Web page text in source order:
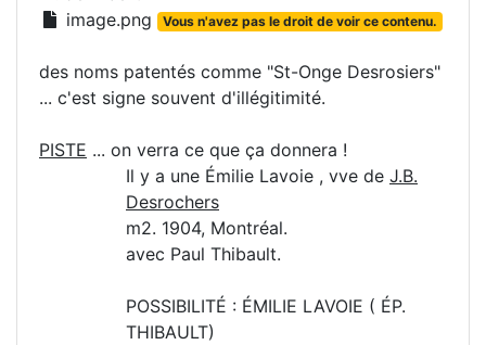
image.png
Vous n'avez pas le droit de voir ce contenu.
des noms patentés comme "St-Onge Desrosiers"
... c'est signe souvent d'illégitimité.
PISTE ... on verra ce que ça donnera !
Il y a une Émilie Lavoie , vve de J.B.
Desrochers
m2. 1904, Montréal.
avec Paul Thibault.
POSSIBILITÉ : ÉMILIE LAVOIE ( ÉP.
THIBAULT)